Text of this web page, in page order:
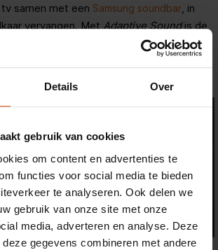
Details Over
gebruik van cookies
om content en advertenties te
functies voor social media te bieden
te analyseren. Ook delen we
gebruik van onze site met onze
media, adverteren en analyse. Deze
gegevens combineren met andere
samen met een Samsung soundbar, in
vervangen. MetAdaptive Soundis de
geluid automatisch aan te passen op
bij een film klinkt dus anders dan bij een